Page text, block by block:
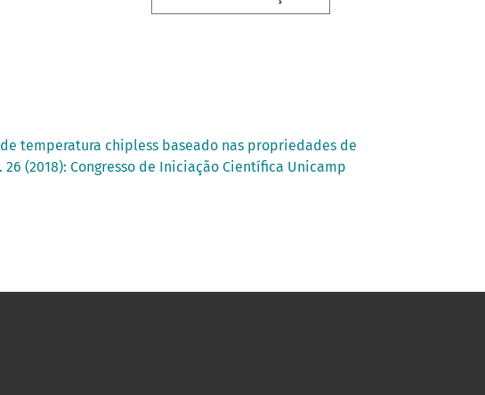
temperatura chipless baseado nas propriedades de
(2018): Congresso de Iniciação Científica Unicamp